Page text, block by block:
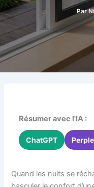
Par
Résumer avec l'IA :
ChatGPT
Quand les nuits se